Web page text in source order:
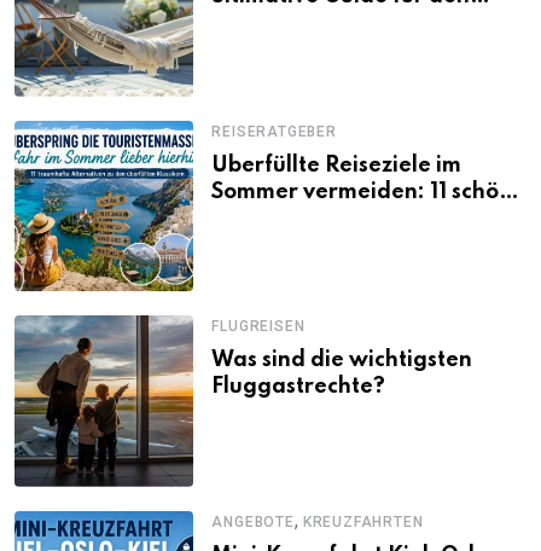
REISERATGEBER
Überfüllte Reiseziele im
Sommer vermeiden: 11 schöne
FLUGREISEN
Was sind die wichtigsten
Fluggastrechte?
ANGEBOTE, KREUZFAHRTEN